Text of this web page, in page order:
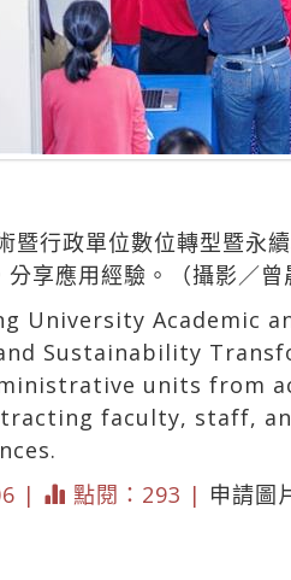
暨行政單位數位轉型暨永
享應用經驗。（攝影／曾
University Academic
Sustainability
units from
faculty, staff,
|
點閱：293 | 申請圖